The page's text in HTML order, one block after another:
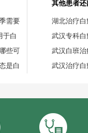
需要
于白
些可
是白
其他患者
湖北治疗
武汉专科
武汉白班
武汉治疗